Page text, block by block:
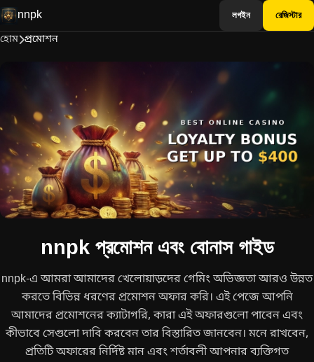
nnpk লগইন রেজিস্টার
হোম প্রমোশন
nnpk প্রমোশন এবং বোনাস গাইড
nnpk-এ আমরা আমাদের খেলোয়াড়দের গেমিং অভিজ্ঞতা আরও উন্নত
করতে বিভিন্ন ধরণের প্রমোশন অফার করি। এই পেজে আপনি
আমাদের প্রমোশনের ক্যাটাগরি, কারা এই অফারগুলো পাবেন এবং
কীভাবে সেগুলো দাবি করবেন তার বিস্তারিত জানবেন। মনে রাখবেন,
প্রতিটি অফারের নির্দিষ্ট মান এবং শর্তাবলী আপনার ব্যক্তিগত